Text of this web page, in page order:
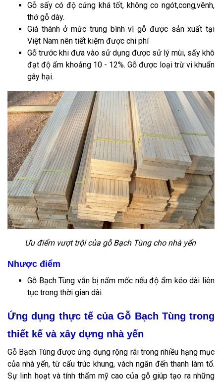
Gỗ sấy có độ cứng khá tốt, không co ngót,cong,vênh,
thớ gỗ dày.
Giá thành ở mức trung bình vì gỗ được sản xuất tại
Việt Nam nên tiết kiệm được chi phí
Gỗ trước khi đưa vào sử dụng được sử lý mùi, sấy khô
đạt độ ẩm khoảng 10 - 12%. Gỗ được loại trừ vi khuẩn
gây hại.
Ưu điểm vượt trội của gỗ Bạch Tùng cho nhà yến
Nhược điểm
Gỗ Bạch Tùng vẫn bị nấm mốc nếu độ ẩm kéo dài liên
tục trong thời gian dài.
Ứng dụng thực tế của Gỗ Bạch Tùng trong
thiết kế và xây dựng nhà yến
Gỗ Bạch Tùng được ứng dụng rộng rãi trong nhiều hạng mục
của nhà yến, từ cấu trúc khung, vách ngăn đến thanh làm tổ.
Sự linh hoạt và tính thẩm mỹ cao của gỗ giúp tạo ra những